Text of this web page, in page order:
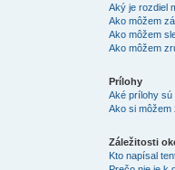
Aký je rozdiel
Ako môžem
Ako môžem
Ako môžem
Prílohy
Aké prílohy sú
Ako si
Záležitosti
Kto napísal